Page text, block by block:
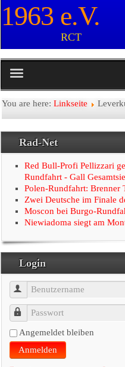
1963 e.V.
RCT
Startseite
Der Verein
Radtouristik
Rennsport
Linkseite
Presse
You are here: Linkseite
Rad-Net
Red Bull-Profi Pellizzari
Rundfahrt - Gall
Polen-Rundfahrt: Brenner
Zwei Deutsche im Finale
Moscon bei Burgo-
Niewiadoma siegt am
Login
Benutzername
Passwort
Angemeldet bleiben
Anmelden